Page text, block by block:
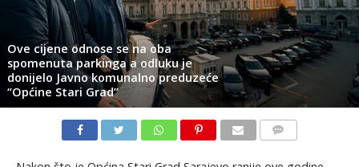
Ove cijene odnose se na oba
spomenuta parkinga a odluku je
donijelo Javno komunalno preduzeće
“Općine Stari Grad”